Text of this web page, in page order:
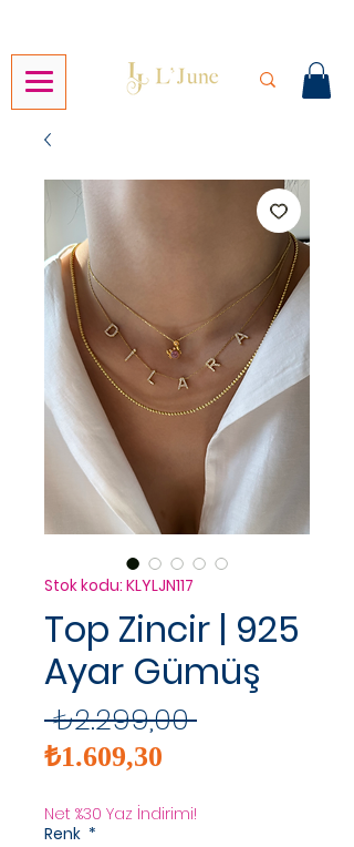
Stok kodu: KLYLJN117
Top Zincir | 925
Ayar Gümüş
₺2.299,00 Normal
₺1.609,30
Net %30 Yaz İndirimi!
Renk *